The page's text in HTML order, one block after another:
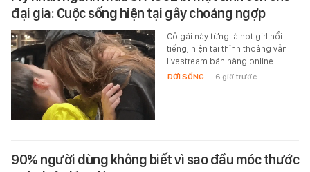
đại gia: Cuộc sống hiện tại gây choáng ngợp
Cô gái này từng là hot girl nổi
tiếng, hiện tại thỉnh thoảng vẫn
livestream bán hàng online.
ĐỜI SỐNG - 6 giờ trước
90% người dùng không biết vì sao đầu móc thước